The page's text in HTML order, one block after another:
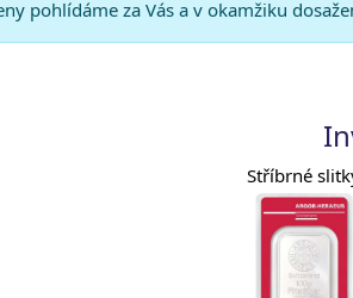
pohlídáme za Vás a v okamžiku
Stříbrné